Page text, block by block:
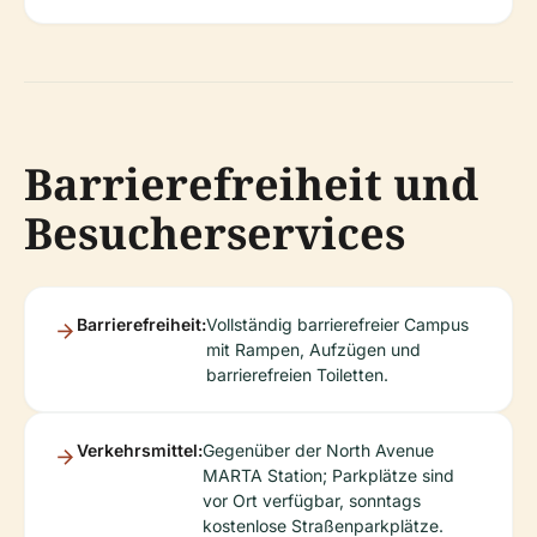
Barrierefreiheit und
Besucherservices
Barrierefreiheit:Vollständig barrierefreier Campus
mit Rampen, Aufzügen und
barrierefreien Toiletten.
Verkehrsmittel:Gegenüber der North Avenue
MARTA Station; Parkplätze sind
vor Ort verfügbar, sonntags
kostenlose Straßenparkplätze.